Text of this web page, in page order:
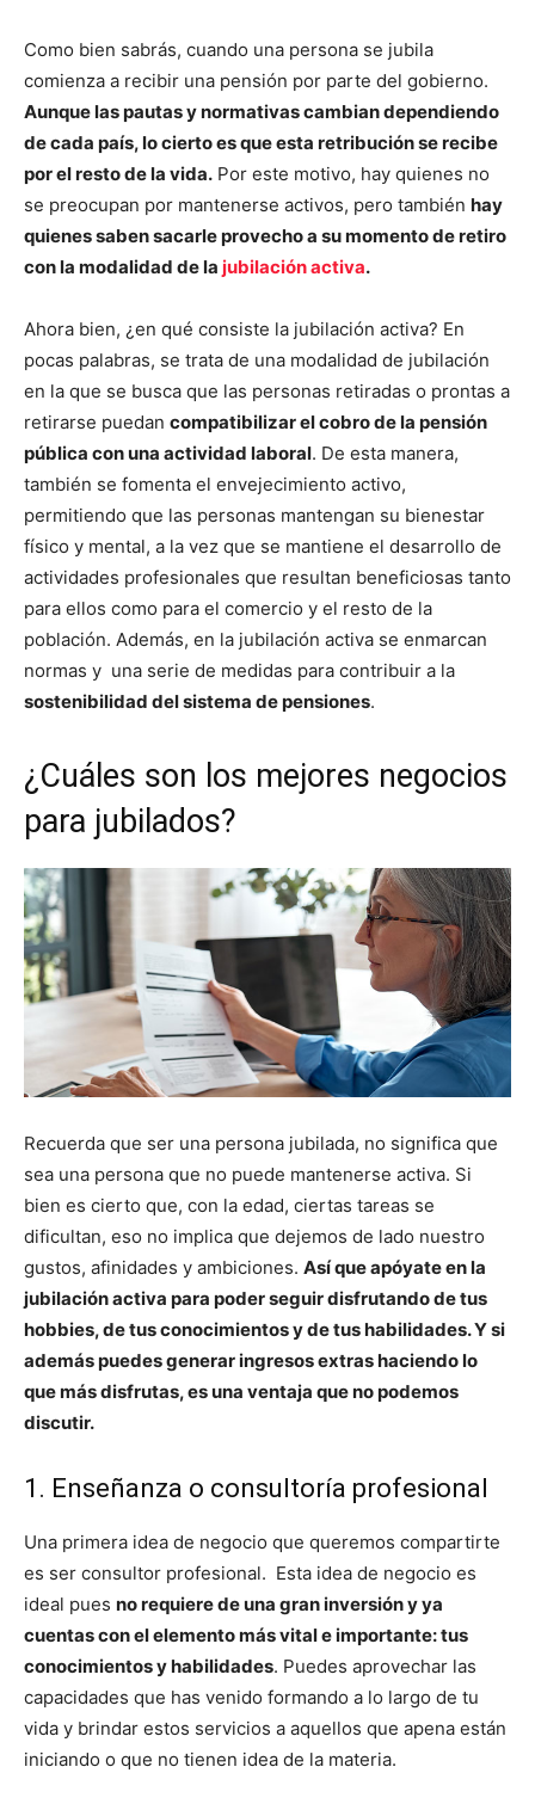
Como bien sabrás, cuando una persona se jubila
comienza a recibir una pensión por parte del gobierno.
Aunque las pautas y normativas cambian dependiendo
de cada país, lo cierto es que esta retribución se recibe
por el resto de la vida. Por este motivo, hay quienes no
se preocupan por mantenerse activos, pero también hay
quienes saben sacarle provecho a su momento de retiro
con la modalidad de la jubilación activa.
Ahora bien, ¿en qué consiste la jubilación activa? En
pocas palabras, se trata de una modalidad de jubilación
en la que se busca que las personas retiradas o prontas a
retirarse puedan compatibilizar el cobro de la pensión
pública con una actividad laboral. De esta manera,
también se fomenta el envejecimiento activo,
permitiendo que las personas mantengan su bienestar
físico y mental, a la vez que se mantiene el desarrollo de
actividades profesionales que resultan beneficiosas tanto
para ellos como para el comercio y el resto de la
población. Además, en la jubilación activa se enmarcan
normas y una serie de medidas para contribuir a la
sostenibilidad del sistema de pensiones.
¿Cuáles son los mejores negocios
para jubilados?
Recuerda que ser una persona jubilada, no significa que
sea una persona que no puede mantenerse activa. Si
bien es cierto que, con la edad, ciertas tareas se
dificultan, eso no implica que dejemos de lado nuestro
gustos, afinidades y ambiciones. Así que apóyate en la
jubilación activa para poder seguir disfrutando de tus
hobbies, de tus conocimientos y de tus habilidades. Y si
además puedes generar ingresos extras haciendo lo
que más disfrutas, es una ventaja que no podemos
discutir.
1. Enseñanza o consultoría profesional
Una primera idea de negocio que queremos compartirte
es ser consultor profesional. Esta idea de negocio es
ideal pues no requiere de una gran inversión y ya
cuentas con el elemento más vital e importante: tus
conocimientos y habilidades. Puedes aprovechar las
capacidades que has venido formando a lo largo de tu
vida y brindar estos servicios a aquellos que apena están
iniciando o que no tienen idea de la materia.